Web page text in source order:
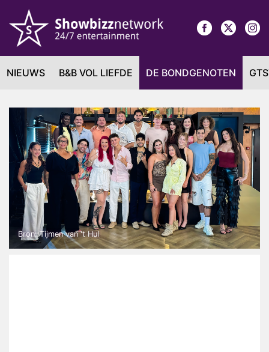
NIEUWS B&B VOL LIEFDE DE BONDGENOTEN
Bron: Tijmen van 't Hul